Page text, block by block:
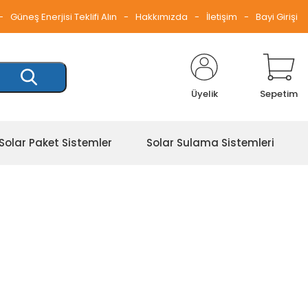
Güneş Enerjisi Teklifi Alın Hakkımızda İletişim Bayi Girişi
Üyelik Sepetim
Paket Sistemler Solar Sulama Sistemleri